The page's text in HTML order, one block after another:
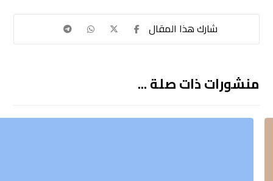
منشورات ذات صلة ...